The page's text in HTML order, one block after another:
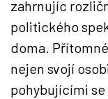
zahrnujíc
politického
doma.
nejen svojí
pohybujícími